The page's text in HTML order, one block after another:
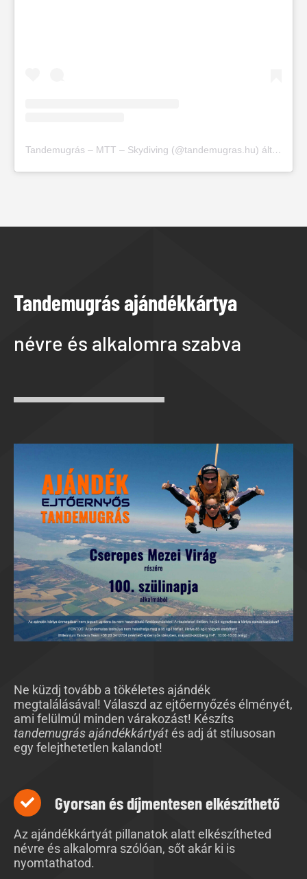
Tandemugrás – MTT – Skydiving (@tandemugras.hu) által megosztott bejegyzés
Tandemugrás ajándékkártya
névre és alkalomra szabva
Ne küzdj tovább a tökéletes ajándék
megtalálásával! Válaszd az ejtőernyőzés élményét,
ami felülmúl minden várakozást! Készíts
tandemugrás ajándékkártyátés adj át stílusosan
egy felejthetetlen kalandot!
Gyorsan és díjmentesen elkészíthető
Az ajándékkártyát pillanatok alatt elkészítheted
névre és alkalomra szólóan, sőt akár ki is
nyomtathatod.